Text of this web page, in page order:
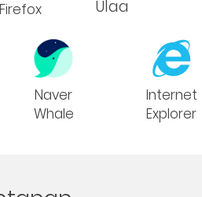
Ulaa
Naver
Whale
Internet
Explorer